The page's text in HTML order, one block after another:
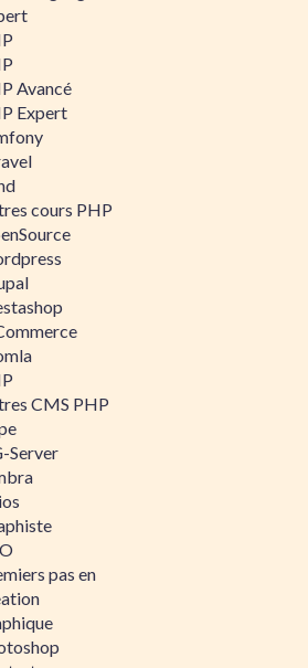
Avancé
Expert
cours PHP
CMS PHP
Server
pas en